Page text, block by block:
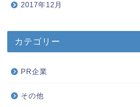
2017年12月
カテゴリー
PR企業
その他